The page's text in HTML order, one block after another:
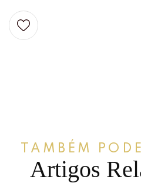
TAMBÉM
Artigos